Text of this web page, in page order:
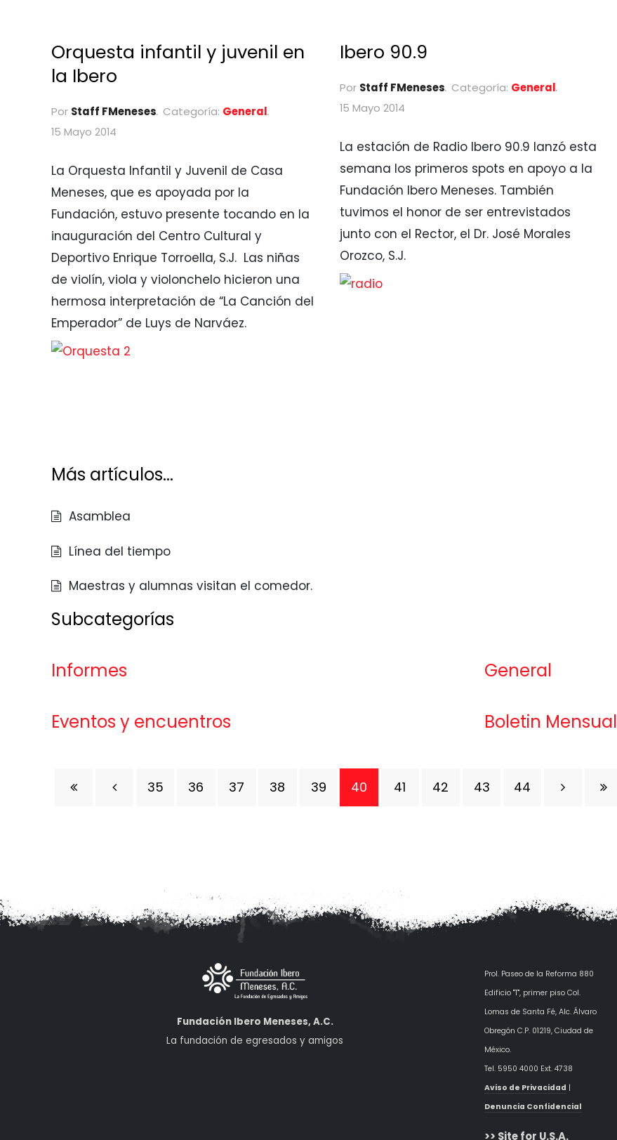
Orquesta infantil y juvenil en
la Ibero
Por Staff FMeneses Categoría: General
15 Mayo 2014
La Orquesta Infantil y Juvenil de Casa
Meneses, que es apoyada por la
Fundación, estuvo presente tocando en la
inauguración del Centro Cultural y
Deportivo Enrique Torroella, S.J. Las niñas
de violín, viola y violonchelo hicieron una
hermosa interpretación de “La Canción del
Emperador” de Luys de Narváez.
Ibero 90.9
Por Staff FMeneses Categoría: General
15 Mayo 2014
La estación de Radio Ibero 90.9 lanzó esta
semana los primeros spots en apoyo a la
Fundación Ibero Meneses. También
tuvimos el honor de ser entrevistados
junto con el Rector, el Dr. José Morales
Orozco, S.J.
Más artículos...
Asamblea
Línea del tiempo
Maestras y alumnas visitan el comedor.
Subcategorías
Informes General
Eventos y encuentros Boletin Mensual
35 36 37 38 39 40 41 42 43 44
Fundación Ibero Meneses, A.C.
La fundación de egresados y amigos
Prol. Paseo de la Reforma 880
Edificio "T", primer piso Col.
Lomas de Santa Fé, Alc. Álvaro
ObregónC.P. 01219, Ciudad de
México.
Tel. 5950 4000 Ext. 4738
Aviso de Privacidad |
Denuncia Confidencial
>> Site for U.S.A.